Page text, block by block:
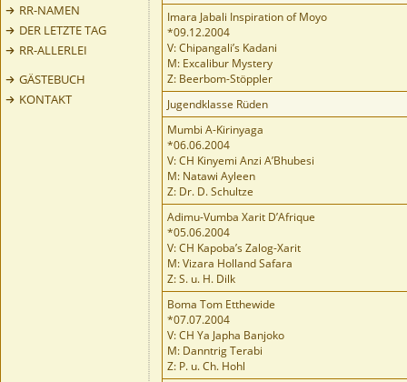
RR-NAMEN
DER LETZTE TAG
RR-ALLERLEI
GÄSTEBUCH
KONTAKT
Imara Jabali Inspiration of Moyo
*09.12.2004
V: Chipangali’s Kadani
M: Excalibur Mystery
Z: Beerbom-Stöppler
Jugendklasse Rüden
Mumbi A-Kirinyaga
*06.06.2004
V: CH Kinyemi Anzi A’Bhubesi
M: Natawi Ayleen
Z: Dr. D. Schultze
Adimu-Vumba Xarit D’Afrique
*05.06.2004
V: CH Kapoba’s Zalog-Xarit
M: Vizara Holland Safara
Z: S. u. H. Dilk
Boma Tom Etthewide
*07.07.2004
V: CH Ya Japha Banjoko
M: Danntrig Terabi
Z: P. u. Ch. Hohl